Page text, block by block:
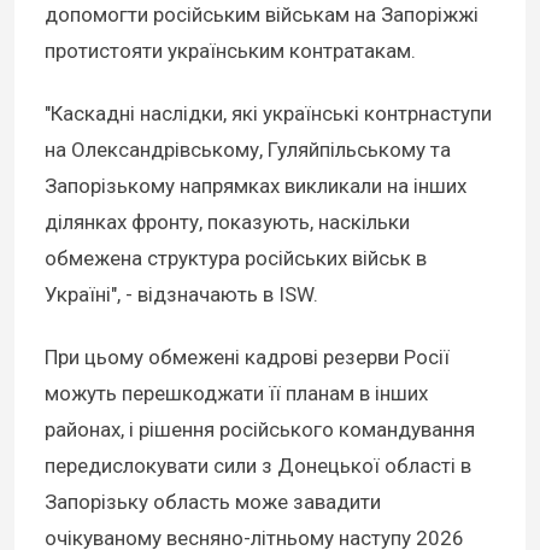
допомогти російським військам на Запоріжжі
протистояти українським контратакам.
"Каскадні наслідки, які українські контрнаступи
на Олександрівському, Гуляйпільському та
Запорізькому напрямках викликали на інших
ділянках фронту, показують, наскільки
обмежена структура російських військ в
Україні", - відзначають в ISW.
При цьому обмежені кадрові резерви Росії
можуть перешкоджати її планам в інших
районах, і рішення російського командування
передислокувати сили з Донецької області в
Запорізьку область може завадити
очікуваному весняно-літньому наступу 2026